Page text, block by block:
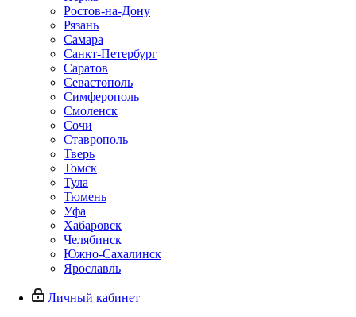
Ростов-на-Дону
Рязань
Самара
Санкт-Петербург
Саратов
Севастополь
Симферополь
Смоленск
Сочи
Ставрополь
Тверь
Томск
Тула
Тюмень
Уфа
Хабаровск
Челябинск
Южно-Сахалинск
Ярославль
Личный кабинет